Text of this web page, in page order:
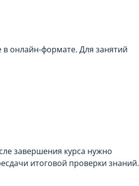
онлайн-формате. Для занятий
завершения курса нужно
итоговой проверки знаний.